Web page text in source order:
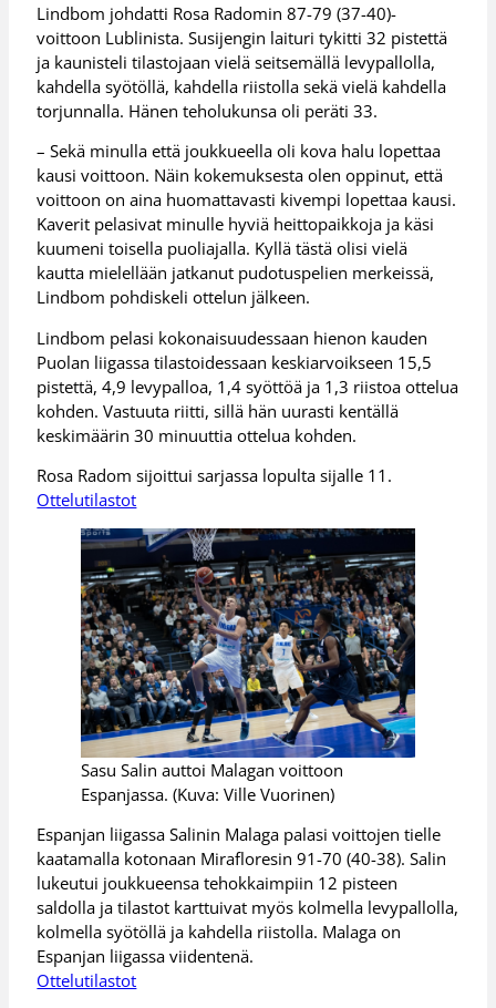
Lindbom johdatti Rosa Radomin 87-79 (37-40)-
voittoon Lublinista. Susijengin laituri tykitti 32 pistettä
ja kaunisteli tilastojaan vielä seitsemällä levypallolla,
kahdella syötöllä, kahdella riistolla sekä vielä kahdella
torjunnalla. Hänen teholukunsa oli peräti 33.
– Sekä minulla että joukkueella oli kova halu lopettaa
kausi voittoon. Näin kokemuksesta olen oppinut, että
voittoon on aina huomattavasti kivempi lopettaa kausi.
Kaverit pelasivat minulle hyviä heittopaikkoja ja käsi
kuumeni toisella puoliajalla. Kyllä tästä olisi vielä
kautta mielellään jatkanut pudotuspelien merkeissä,
Lindbom pohdiskeli ottelun jälkeen.
Lindbom pelasi kokonaisuudessaan hienon kauden
Puolan liigassa tilastoidessaan keskiarvoikseen 15,5
pistettä, 4,9 levypalloa, 1,4 syöttöä ja 1,3 riistoa ottelua
kohden. Vastuuta riitti, sillä hän uurasti kentällä
keskimäärin 30 minuuttia ottelua kohden.
Rosa Radom sijoittui sarjassa lopulta sijalle 11.
Ottelutilastot
Sasu Salin auttoi Malagan voittoon
Espanjassa. (Kuva: Ville Vuorinen)
Espanjan liigassa Salinin Malaga palasi voittojen tielle
kaatamalla kotonaan Mirafloresin 91-70 (40-38). Salin
lukeutui joukkueensa tehokkaimpiin 12 pisteen
saldolla ja tilastot karttuivat myös kolmella levypallolla,
kolmella syötöllä ja kahdella riistolla. Malaga on
Espanjan liigassa viidentenä.
Ottelutilastot